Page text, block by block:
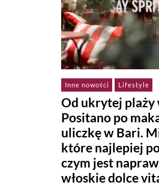
Inne nowości Lifestyle
Od ukrytej plaży
Positano po
uliczkę w Bari.
które najlepiej
czym jest
włoskie dolce